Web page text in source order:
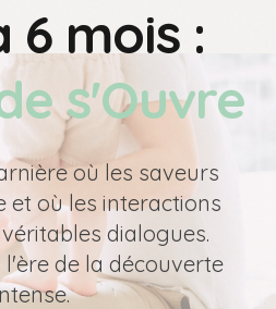
6 mois :
s'Ouvre
où les saveurs
et où les interactions
dialogues.
l'ère de la découverte